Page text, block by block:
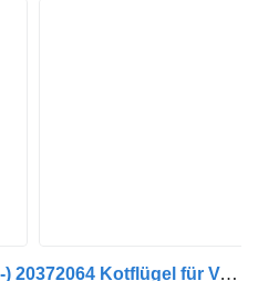
Volvo FH12 2-seeria (01.02-) 20372064 Kotflügel für Volvo FH12, FH16, NH12, FH, VNL780 (1993-2014) LKW